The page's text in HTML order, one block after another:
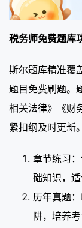
税务师免费题库
斯尔题库精准覆
题目免费刷题。
相关法律》《财
紧扣纲及时更新
章节练习
础知识，适
历年真题
阱，培养考